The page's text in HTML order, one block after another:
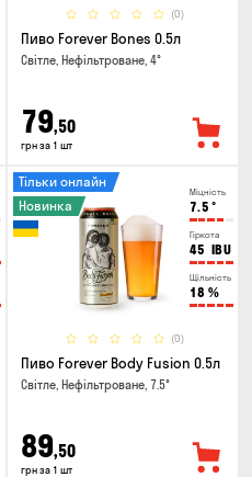
(0)
Пиво Forever Bones 0.5л
Світле, Нефільтроване, 4°
79,50
грн за 1 шт
Міцність
7.5 °
Гіркота
45 IBU
Щільність
18 %
(0)
Тільки онлайн
Новинка
Пиво Forever Body Fusion 0.5л
Світле, Нефільтроване, 7.5°
89,50
грн за 1 шт